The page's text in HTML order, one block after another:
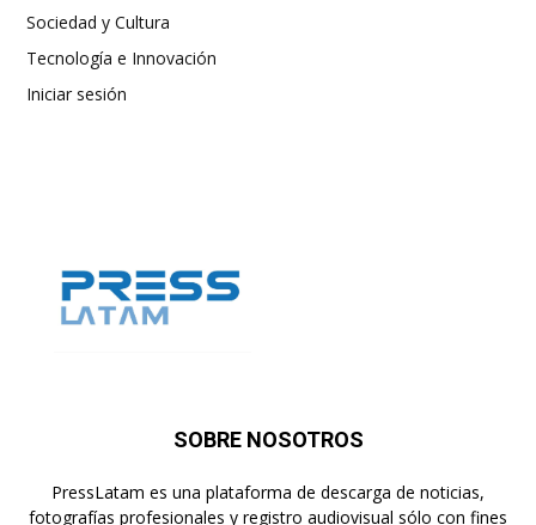
Sociedad y Cultura
Tecnología e Innovación
Iniciar sesión
SOBRE NOSOTROS
PressLatam es una plataforma de descarga de noticias,
fotografías profesionales y registro audiovisual sólo con fines